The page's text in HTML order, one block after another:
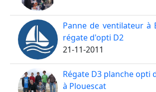
Panne de ventilateur à
régate d'opti D2
21-11-2011
Régate D3 planche opti
à Plouescat